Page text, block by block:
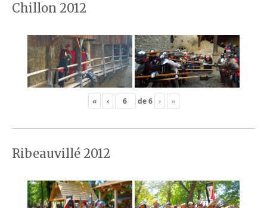
Chillon 2012
« ‹ de6 › »
Ribeauvillé 2012